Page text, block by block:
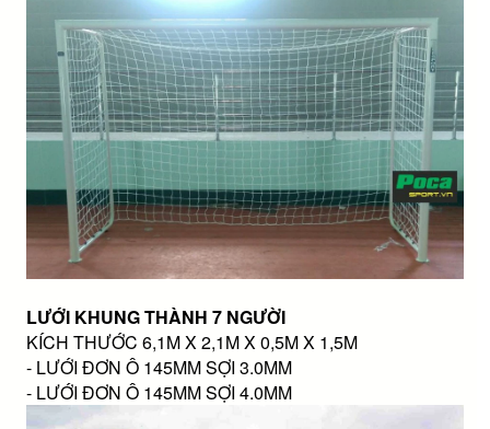
LƯỚI KHUNG THÀNH 7 NGƯỜI
KÍCH THƯỚC 6,1M X 2,1M X 0,5M X 1,5M
- LƯỚI ĐƠN Ô 145MM SỢI 3.0MM
- LƯỚI ĐƠN Ô 145MM SỢI 4.0MM